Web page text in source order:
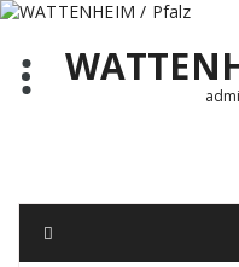
Zum
springen